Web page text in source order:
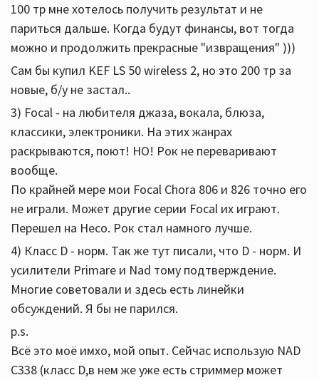
100 тр мне хотелось получить результат и не
париться дальше. Когда будут финансы, вот тогда
можно и продолжить прекрасные "извращения" )))
Сам бы купил KEF LS 50 wireless 2, но это 200 тр за
новые, б/у не застал..
3) Focal - на любителя джаза, вокала, блюза,
классики, электроники. На этих жанрах
раскрываются, поют! НО! Рок не переваривают
вообще.
По крайней мере мои Focal Chora 806 и 826 точно его
не играли. Может другие серии Focal их играют.
Перешел на Heco. Рок стал намного лучше.
4) Класс D - норм. Так же тут писали, что D - норм. И
усилители Primare и Nad тому подтверждение.
Многие советовали и здесь есть линейки
обсуждений. Я бы не парился.
p.s.
Всё это моё имхо, мой опыт. Сейчас использую NAD
C338 (класс D,в нем же уже есть стриммер может